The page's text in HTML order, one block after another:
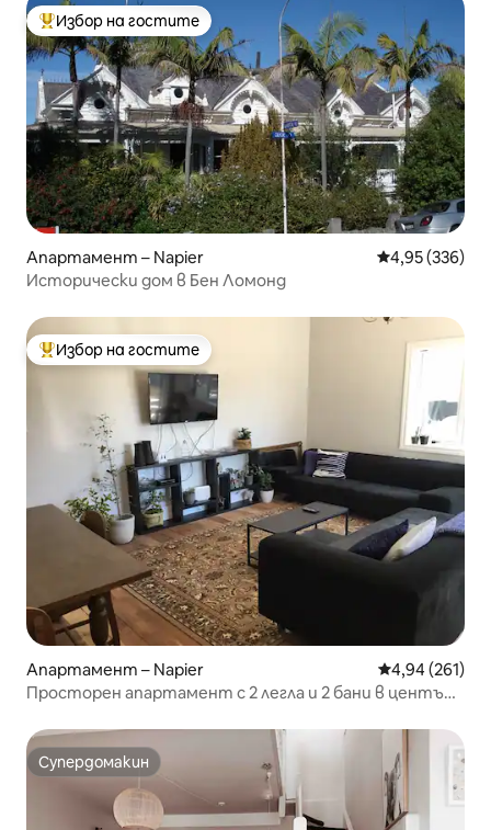
Най-популярен избор на гостите
Избор на гостите
Апартамент – Napier Средна
4,95 (336)
Исторически дом в Бен Ломонд
Най-популярен избор на гостите
Избор на гостите
Апартамент – Napier Средна
4,94 (261)
Просторен апартамент с 2 легла и 2 бани в центъра
Супердомакин
Супердомакин